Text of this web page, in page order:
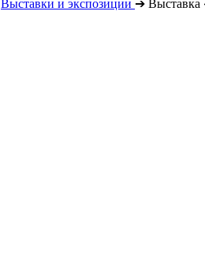
Выставки и экспозиции ➔ Выставка